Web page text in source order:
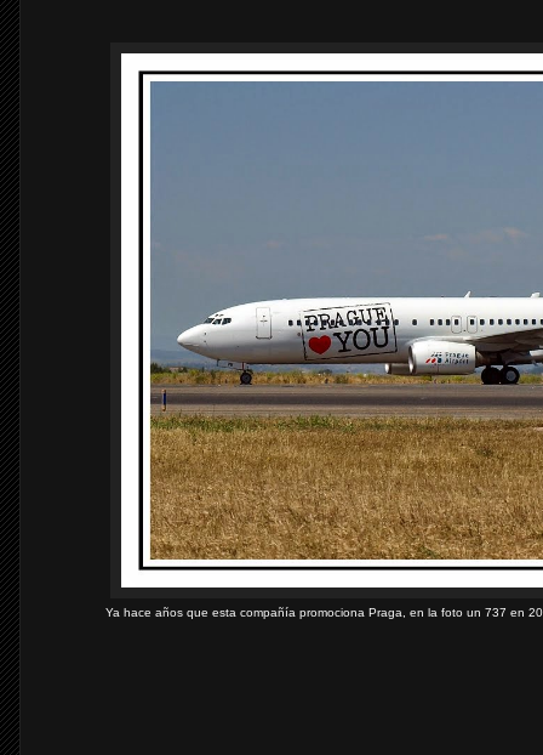
Ya hace años que esta compañía promociona Praga, en la foto un 737 en